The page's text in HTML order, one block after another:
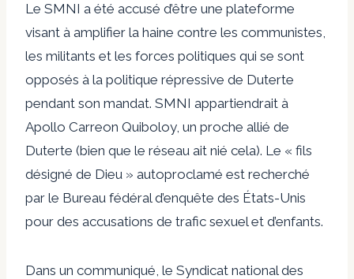
Le SMNI a été accusé d’être une plateforme
visant à amplifier la haine contre les communistes,
les militants et les forces politiques qui se sont
opposés à la politique répressive de Duterte
pendant son mandat. SMNI appartiendrait à
Apollo Carreon Quiboloy, un proche allié de
Duterte (bien que le réseau ait nié cela). Le « fils
désigné de Dieu » autoproclamé est recherché
par le Bureau fédéral d’enquête des États-Unis
pour des accusations de trafic sexuel et d’enfants.
Dans un communiqué, le Syndicat national des